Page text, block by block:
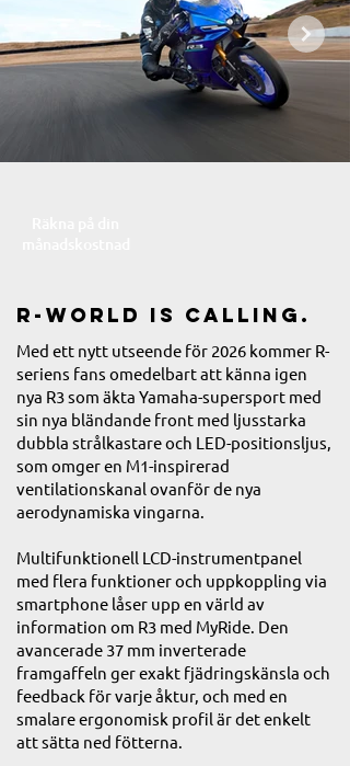
R-WORLD IS CALLING.
Med ett nytt utseende för 2026 kommer R-
seriens fans omedelbart att känna igen
nya R3 som äkta Yamaha-supersport med
sin nya bländande front med ljusstarka
dubbla strålkastare och LED-positionsljus,
som omger en M1-inspirerad
ventilationskanal ovanför de nya
aerodynamiska vingarna.
Multifunktionell LCD-instrumentpanel
med flera funktioner och uppkoppling via
smartphone låser upp en värld av
information om R3 med MyRide. Den
avancerade 37 mm inverterade
framgaffeln ger exakt fjädringskänsla och
feedback för varje åktur, och med en
smalare ergonomisk profil är det enkelt
att sätta ned fötterna.